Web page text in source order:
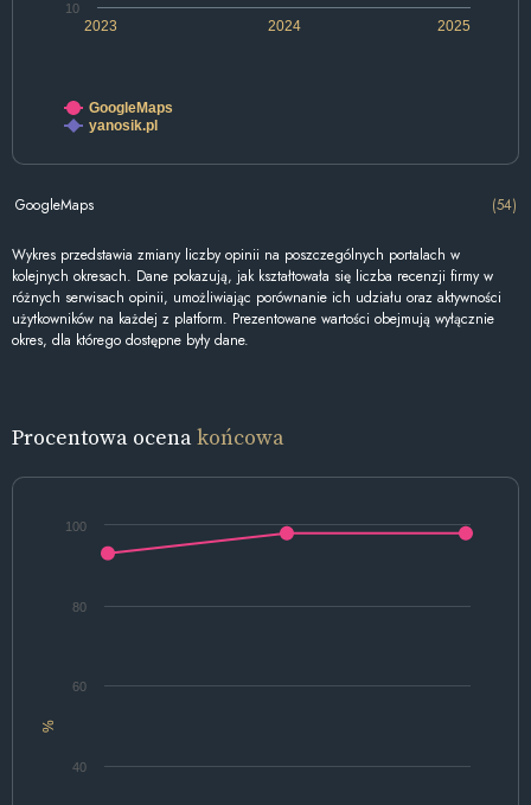
2023 2024 2025
10
GoogleMaps
yanosik.pl
GoogleMaps (54)
Wykres przedstawia zmiany liczby opinii na poszczególnych portalach w
kolejnych okresach. Dane pokazują, jak kształtowała się liczba recenzji firmy w
różnych serwisach opinii, umożliwiając porównanie ich udziału oraz aktywności
użytkowników na każdej z platform. Prezentowane wartości obejmują wyłącznie
okres, dla którego dostępne były dane.
Procentowa ocenakońcowa
%
40
60
80
100